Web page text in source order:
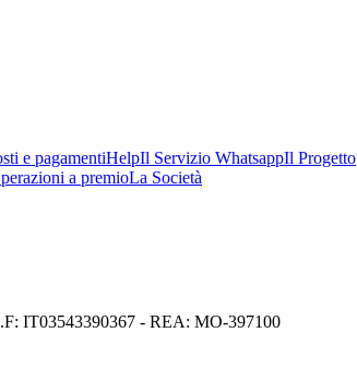
e pagamentiHelpIl Servizio WhatsappIl Progetto
a premioLa Società
IT03543390367 - REA: MO-397100